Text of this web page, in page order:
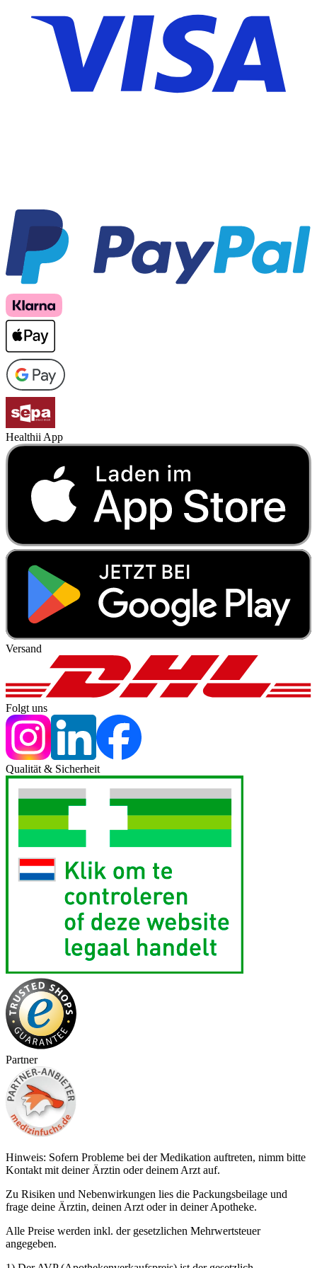
Healthii App
Versand
Folgt uns
Qualität & Sicherheit
Partner
Hinweis: Sofern Probleme bei der Medikation auftreten, nimm bitte
Kontakt mit deiner Ärztin oder deinem Arzt auf.
Zu Risiken und Nebenwirkungen lies die Packungsbeilage und
frage deine Ärztin, deinen Arzt oder in deiner Apotheke.
Alle Preise werden inkl. der gesetzlichen Mehrwertsteuer
angegeben.